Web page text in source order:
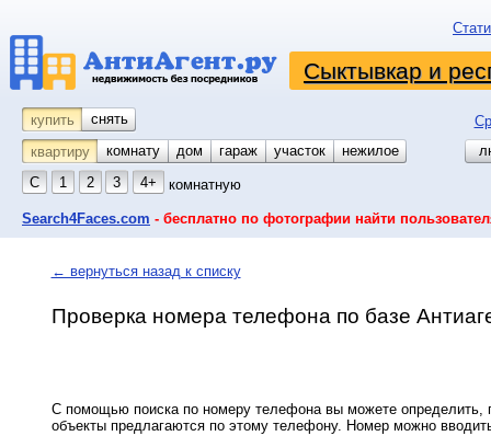
Сыктывкар и
купить снять
квартиру
комнату койко-место
дом гараж участок
нежилое
С
1 2 3 4+ комнатную
Search4Faces.com - бесплатно по фотографии найти
← вернуться назад к списку
Проверка номера телефона по базе
С помощью поиска по номеру телефона вы можете определить,
объекты предлагаются по этому телефону. Номер можно